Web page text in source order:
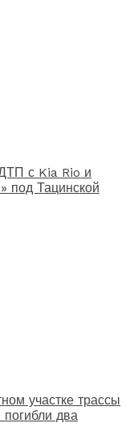
с Kia Rio и
под Тацинской
участке трассы
два